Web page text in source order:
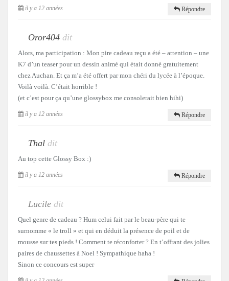
il y a 12 années Répondre
Oror404 dit
Alors, ma participation : Mon pire cadeau reçu a été – attention – une
K7 d’un teaser pour un dessin animé qui était donné gratuitement
chez Auchan. Et ça m’a été offert par mon chéri du lycée à l’époque.
Voilà voilà. C’était horrible !
(et c’est pour ça qu’une glossybox me consolerait bien hihi)
il y a 12 années Répondre
Thal dit
Au top cette Glossy Box :)
il y a 12 années Répondre
Lucile dit
Quel genre de cadeau ? Hum celui fait par le beau-père qui te
surnomme « le troll » et qui en déduit la présence de poil et de
mousse sur tes pieds ! Comment te réconforter ? En t’offrant des jolies
paires de chaussettes à Noel ! Sympathique haha !
Sinon ce concours est super